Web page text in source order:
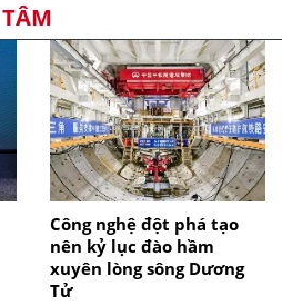
Công nghệ đột phá tạo
nên kỷ lục đào hầm
xuyên lòng sông Dương
Tử